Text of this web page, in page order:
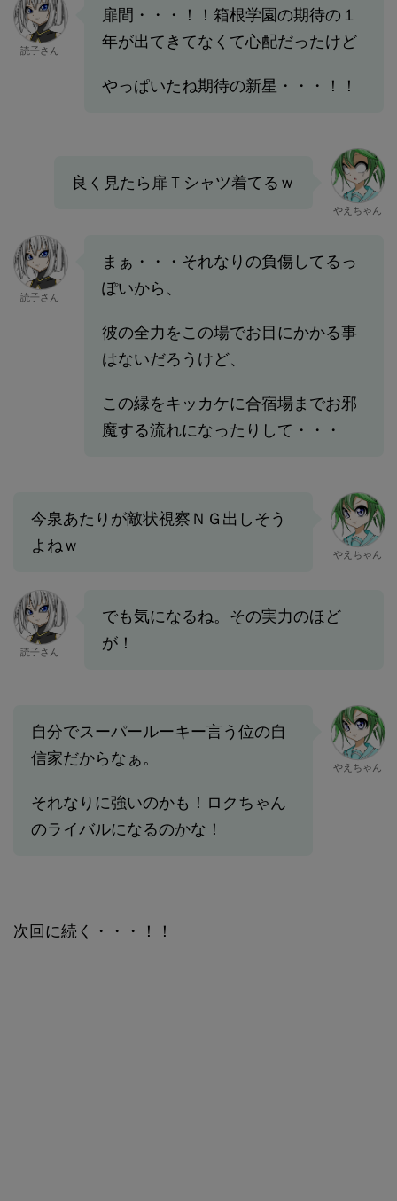
読子さん
扉間・・・！！箱根学園の期待の１
年が出てきてなくて心配だったけど
やっぱいたね期待の新星・・・！！
良く見たら扉Ｔシャツ着てるｗ
やえちゃん
読子さん
まぁ・・・それなりの負傷してるっ
ぽいから、
彼の全力をこの場でお目にかかる事
はないだろうけど、
この縁をキッカケに合宿場までお邪
魔する流れになったりして・・・
今泉あたりが敵状視察ＮＧ出しそう
よねｗ
やえちゃん
読子さん
でも気になるね。その実力のほど
が！
自分でスーパールーキー言う位の自
信家だからなぁ。
それなりに強いのかも！ロクちゃん
のライバルになるのかな！
やえちゃん
次回に続く・・・！！